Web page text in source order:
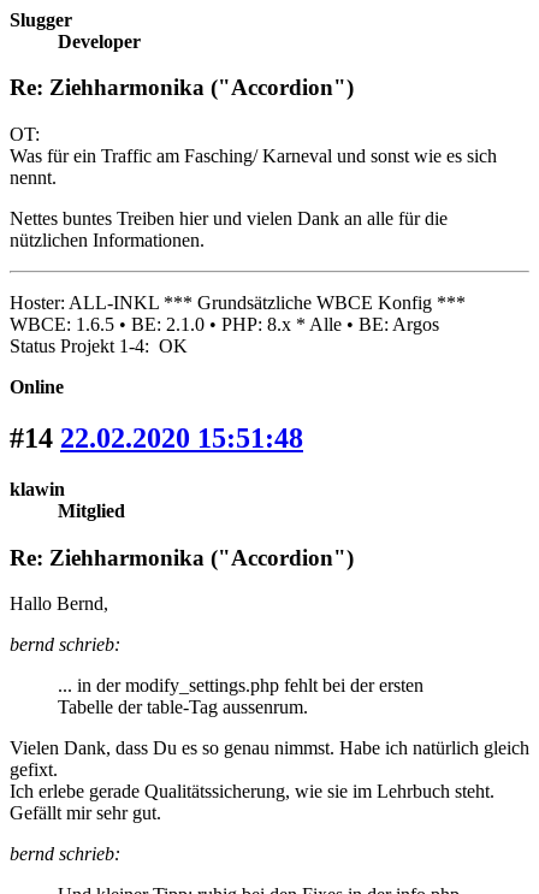
Slugger
Developer
Re: Ziehharmonika ("Accordion")
OT:
Was für ein Traffic am Fasching/ Karneval und sonst wie es sich
nennt.
Nettes buntes Treiben hier und vielen Dank an alle für die
nützlichen Informationen.
Hoster: ALL-INKL *** Grundsätzliche WBCE Konfig ***
WBCE: 1.6.5 • BE: 2.1.0 • PHP: 8.x * Alle • BE: Argos
Status Projekt 1-4: OK
Online
#14 22.02.2020 15:51:48
klawin
Mitglied
Re: Ziehharmonika ("Accordion")
Hallo Bernd,
bernd schrieb:
... in der modify_settings.php fehlt bei der ersten
Tabelle der table-Tag aussenrum.
Vielen Dank, dass Du es so genau nimmst. Habe ich natürlich gleich
gefixt.
Ich erlebe gerade Qualitätssicherung, wie sie im Lehrbuch steht.
Gefällt mir sehr gut.
bernd schrieb: